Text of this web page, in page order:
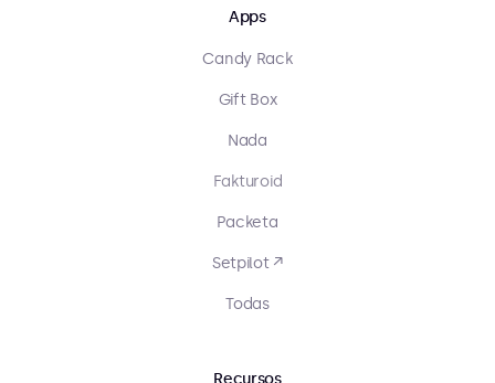
Apps
Candy Rack
Gift Box
Nada
Fakturoid
Packeta
Setpilot ↗
Todas
Recursos